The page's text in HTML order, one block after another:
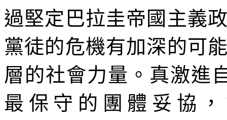
過堅定巴拉圭帝國主義
黨徒的危機有加深的可
層的社會力量。真激進
最保守的團體妥協